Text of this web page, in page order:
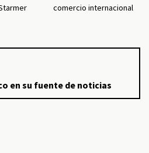
comercio internacional
en su fuente de noticias